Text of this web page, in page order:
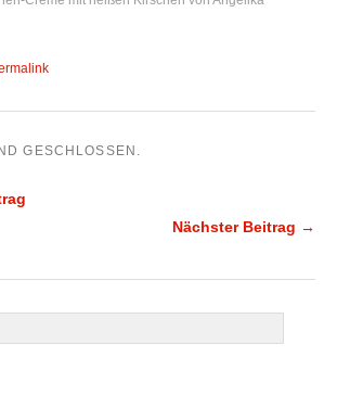
GESCHLOSSEN.
Nächster Beitrag →